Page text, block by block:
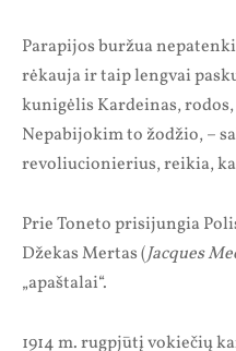
Parapijos buržua
rėkauja ir taip lengvai
kunigėlis Kardeinas,
Nepabijokim to žodžio, –
revoliucionierius, reikia,
Prie Toneto prisijungia
Džekas Mertas (Jacques
„apaštalai“.
1914 m. rugpjūtį vokiečių